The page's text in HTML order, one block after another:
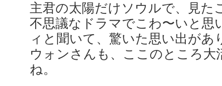
主君の太陽だけソウルで、見た
不思議なドラマでこわ〜いと思
ィと聞いて、驚いた思い出があ
ウォンさんも、ここのところ大
ね。